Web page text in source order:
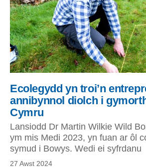
Ecolegydd yn troi’n
annibynnol diolch i
Cymru
27 Awst 2024
Lansiodd Dr Martin Wilkie Wild
ym mis Medi 2023, yn fuan ar ôl
symud i Bowys. Wedi ei syfrdanu